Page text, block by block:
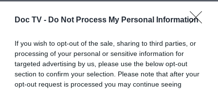
Doc TV - Do Not Process My Personal Information
If you wish to opt-out of the sale, sharing to third parties, or
processing of your personal or sensitive information for
targeted advertising by us, please use the below opt-out
section to confirm your selection. Please note that after your
opt-out request is processed you may continue seeing